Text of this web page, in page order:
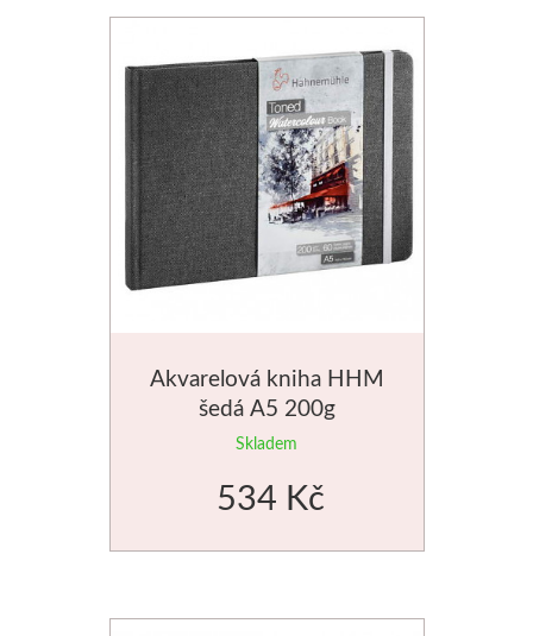
Rosa
Akvarel
Akryl
Média
Sennelier
Olejové pastely
Akvarelová kniha HHM
šedá A5 200g
Skladem
534 Kč